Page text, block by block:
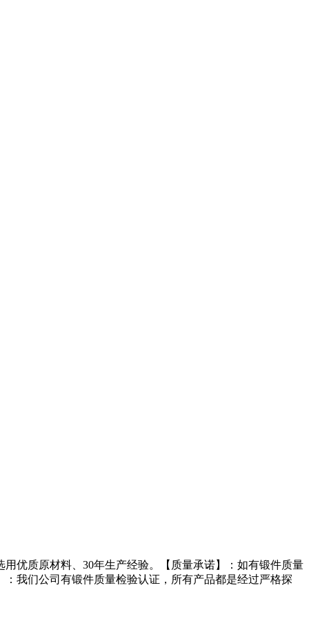
优质原材料、30年生产经验。【质量承诺】：如有锻件质量
我们公司有锻件质量检验认证，所有产品都是经过严格探